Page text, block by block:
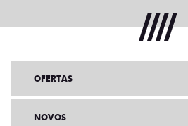
OFERTAS
NOVOS